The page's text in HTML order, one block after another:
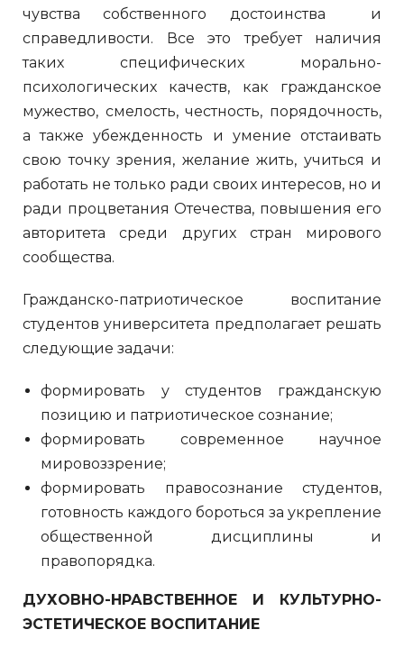
чувства собственного достоинства и
справедливости. Все это требует наличия
таких специфических морально-
психологических качеств, как гражданское
мужество, смелость, честность, порядочность,
а также убежденность и умение отстаивать
свою точку зрения, желание жить, учиться и
работать не только ради своих интересов, но и
ради процветания Отечества, повышения его
авторитета среди других стран мирового
сообщества.
Гражданско-патриотическое воспитание
студентов университета предполагает решать
следующие задачи:
формировать у студентов гражданскую
позицию и патриотическое сознание;
формировать современное научное
мировоззрение;
формировать правосознание студентов,
готовность каждого бороться за укрепление
общественной дисциплины и
правопорядка.
ДУХОВНО-НРАВСТВЕННОЕ И КУЛЬТУРНО-
ЭСТЕТИЧЕСКОЕ ВОСПИТАНИЕ